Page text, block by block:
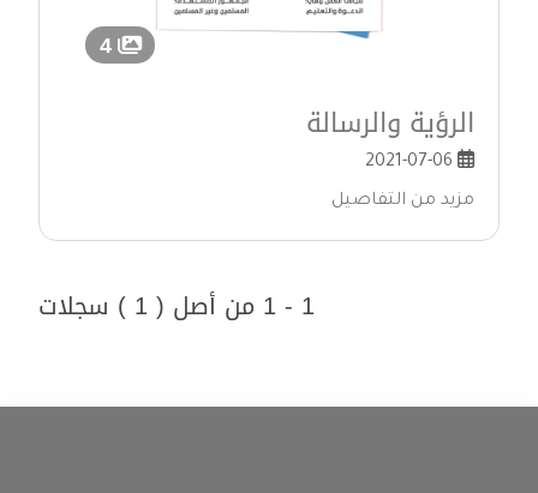
4
الرؤية والرسالة
مزيد من التفاصيل
1 - 1 من أصل ( 1 ) سجلات